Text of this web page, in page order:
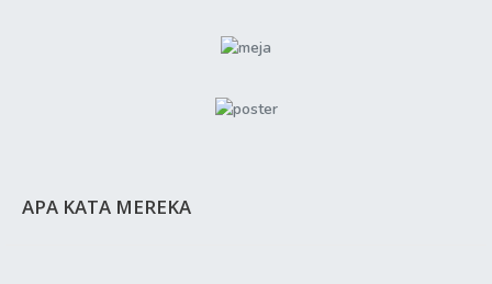
APA KATA MEREKA